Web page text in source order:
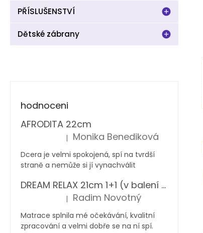
PŘÍSLUŠENSTVÍ
Dětské zábrany
hodnoceni
AFRODITA 22cm
Hodnocení produktu je 5 z 5 hvězdiček.
| Monika Benediková
Dcera je velmi spokojená, spí na tvrdší
straně a nemůže si jí vynachválit
DREAM RELAX 21cm 1+1 (v balení 2 ks)
Hodnocení produktu je 5 z 5 hvězdiček.
| Radim Novotný
Matrace splnila mé očekávání, kvalitní
zpracování a velmi dobře se na ní spí.